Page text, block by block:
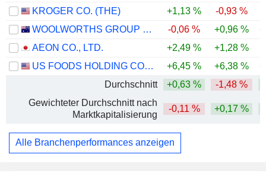
KROGER CO. (THE)
+1,13 % -0,93 %
WOOLWORTHS GROUP LIMITED
-0,06 % +0,96 %
AEON CO., LTD.
+2,49 % +1,28 %
US FOODS HOLDING CORP.
+6,45 % +6,38 %
Durchschnitt
+0,63 % -1,48 %
Gewichteter Durchschnitt nach
Marktkapitalisierung
-0,11 % +0,17 %
Alle Branchenperformances anzeigen